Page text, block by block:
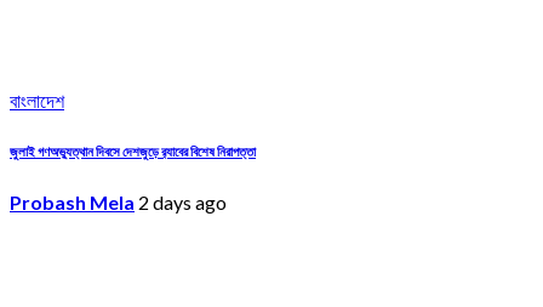
বাংলাদেশ
জুলাই গণঅভ্যুত্থান দিবসে দেশজুড়ে র‌্যাবের বিশেষ নিরাপত্তা
Probash Mela 2 days ago